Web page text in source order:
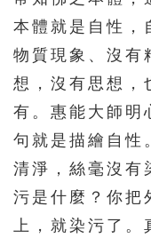
396 397
401 402
406 407
411 412
416 417
本體就是自性，
物質現象、沒有
想，沒有思想，
有。惠能大師明
句就是描繪自性
清淨，絲毫沒有
污是什麼？你把
上，就染污了。